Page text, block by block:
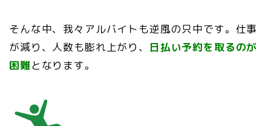
そんな中、我々アルバイトも逆風の只中です。仕事
が減り、人数も膨れ上がり、 日払い予約を取るのが
困難となります。